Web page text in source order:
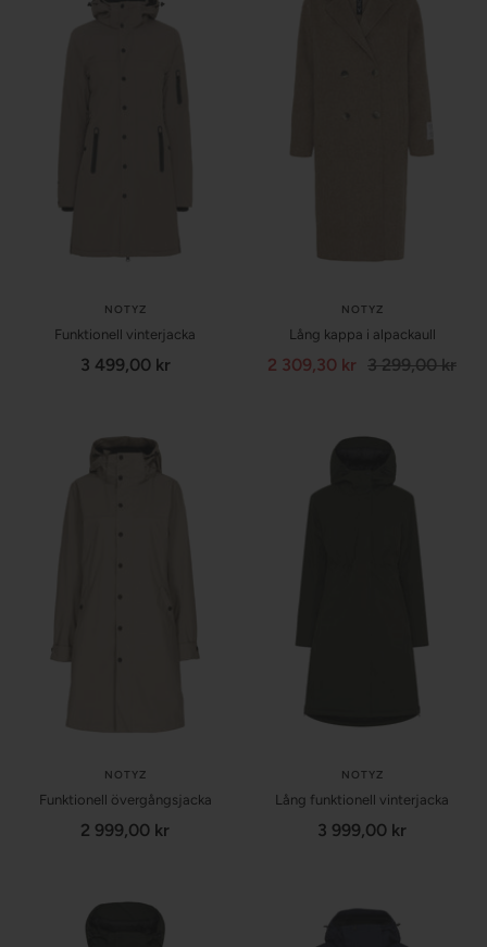
NOTYZ
Funktionell vinterjacka
Försäljningspris
3 499,00 kr
NOTYZ
Lång kappa i alpackaull
Försäljningspris
2 309,30 kr Normalpris
3 299,00 kr
NOTYZ
Funktionell övergångsjacka
Försäljningspris
2 999,00 kr
NOTYZ
Lång funktionell vinterjacka
Försäljningspris
3 999,00 kr